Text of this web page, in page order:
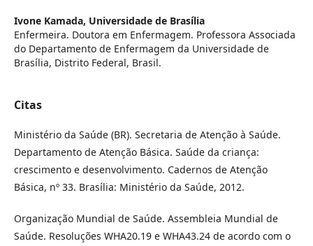
Ivone Kamada, Universidade de Brasília
Enfermeira. Doutora em Enfermagem. Professora Associada
do Departamento de Enfermagem da Universidade de
Brasília, Distrito Federal, Brasil.
Citas
Ministério da Saúde (BR). Secretaria de Atenção à Saúde.
Departamento de Atenção Básica. Saúde da criança:
crescimento e desenvolvimento. Cadernos de Atenção
Básica, nº 33. Brasília: Ministério da Saúde, 2012.
Organização Mundial de Saúde. Assembleia Mundial de
Saúde. Resoluções WHA20.19 e WHA43.24 de acordo com o